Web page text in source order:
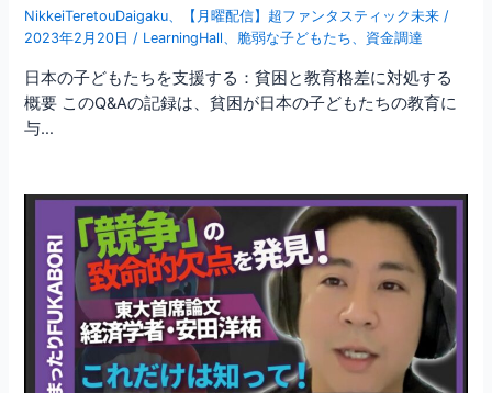
NikkeiTeretouDaigaku、 【月曜配信】超ファンタスティック未来 /
2023年2月20日 / LearningHall、 脆弱な子どもたち、 資金調達
日本の子どもたちを支援する：貧困と教育格差に対処する
概要 このQ&Aの記録は、貧困が日本の子どもたちの教育に
与…